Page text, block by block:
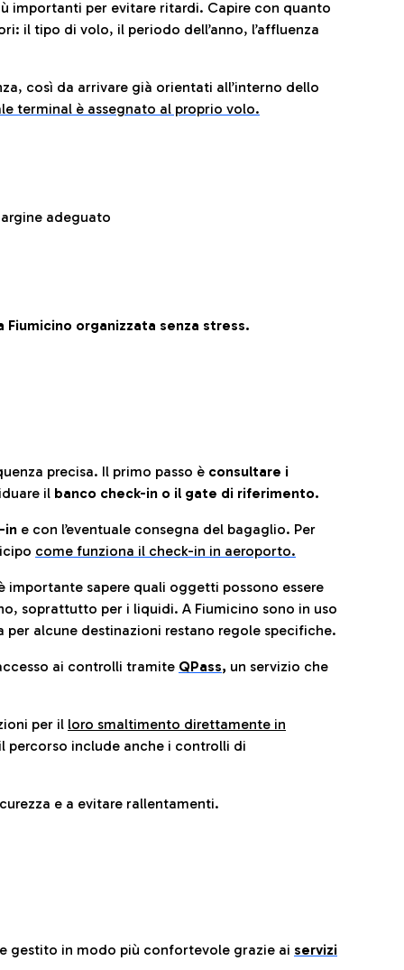
importanti per evitare ritardi. Capire con quanto
il tipo di volo, il periodo dell’anno, l’affluenza
così da arrivare già orientati all’interno dello
terminal è assegnato al proprio volo.
adeguato
Fiumicino organizzata senza stress.
precisa. Il primo passo è consultare i
il banco check-in o il gate di riferimento.
in e con l’eventuale consegna del bagaglio. Per
o come funziona il check-in in aeroporto.
importante sapere quali oggetti possono essere
soprattutto per i liquidi. A Fiumicino sono in uso
alcune destinazioni restano regole specifiche.
ai controlli tramite QPass, un servizio che
per il loro smaltimento direttamente in
percorso include anche i controlli di
e a evitare rallentamenti.
gestito in modo più confortevole grazie ai servizi